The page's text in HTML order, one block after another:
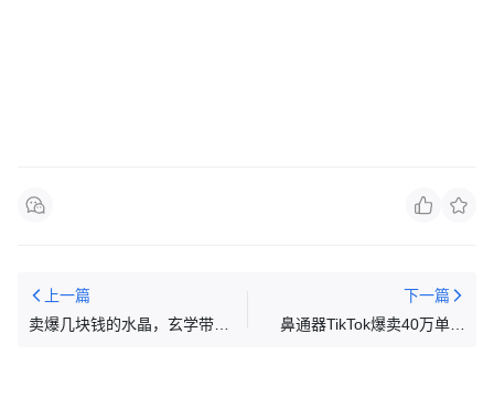
上一篇
卖爆几块钱的水晶，玄学带火
下一篇
鼻通器TikTok爆卖40万单：